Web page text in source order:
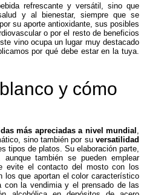
refrescante y versátil, sino que
y al bienestar, siempre que se
su aporte antioxidante, sus posibles
o por el resto de beneficios
vino ocupa un lugar muy destacado
por qué debe estar en la tuya.
y cómo
más apreciadas a nivel mundial
sino también por su versatilidad
tipos de platos. Su elaboración parte,
también se pueden emplear
evite el contacto del mosto con los
los que aportan el color característico
la vendimia y el prensado de las